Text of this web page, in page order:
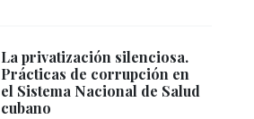
La privatización silenciosa.
Prácticas de corrupción en
el Sistema Nacional de Salud
cubano